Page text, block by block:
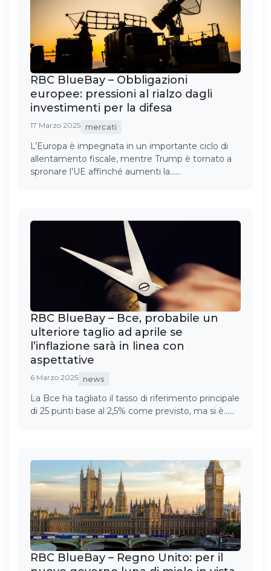
RBC BlueBay – Obbligazioni
europee: pressioni al rialzo dagli
investimenti per la difesa
17 Marzo 2025 mercati
L’Europa è impegnata in un importante ciclo di
allentamento fiscale, mentre Trump è tornato a
spronare l’UE affinché aumenti la……
RBC BlueBay – Bce, probabile un
ulteriore taglio ad aprile se
l’inflazione sarà in linea con
aspettative
6 Marzo 2025 news
La Bce ha tagliato il tasso di riferimento principale
di 25 punti base al 2,5% come previsto, ma si è……
RBC BlueBay – Regno Unito: per il